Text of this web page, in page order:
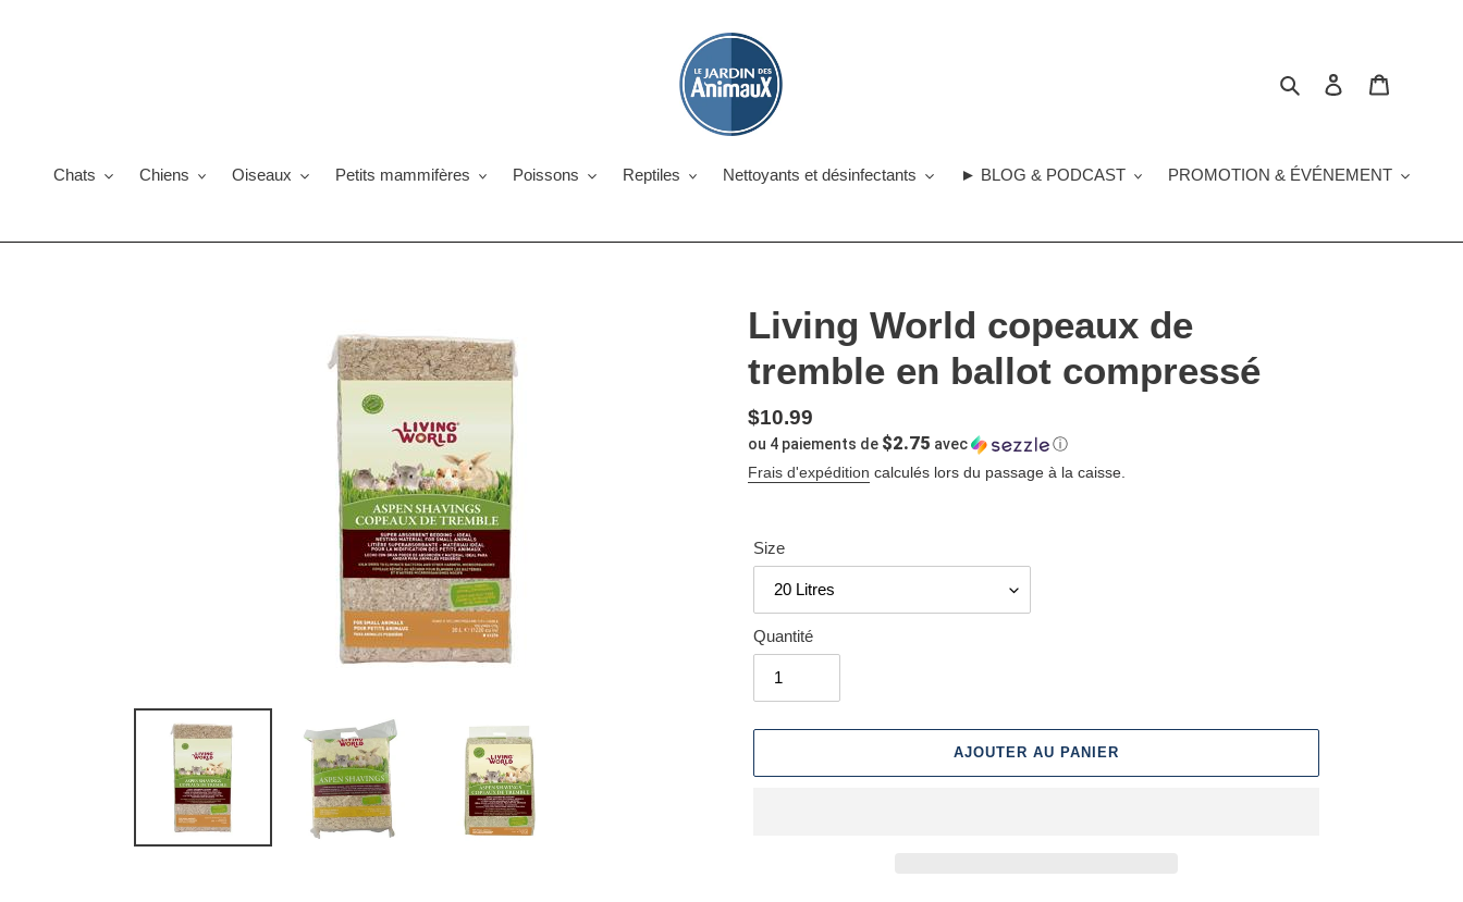
RechercherSe connecter
Chats Chiens Oiseaux Petits mammifères Poissons Reptiles Nettoyants et désinfectants ► BLOG & PODCAST PROMOTION & ÉVÉNEMENT
Living World copeaux de
tremble en ballot compressé
Prix
normal
$10.99
ou 4 paiements de $2.75 avec
ⓘ
Frais d'expédition calculés lors du passage à la caisse.
Size
Quantité
AJOUTER AU PANIER